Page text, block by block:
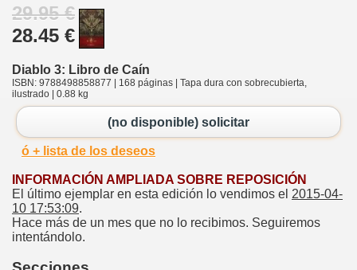
29.95 €
28.45 €
Diablo 3: Libro de Caín
ISBN: 9788498858877 | 168 páginas | Tapa dura con sobrecubierta,
ilustrado | 0.88 kg
(no disponible) solicitar
ó + lista de los deseos
INFORMACIÓN AMPLIADA SOBRE REPOSICIÓN
El último ejemplar en esta edición lo vendimos el 2015-04-
10 17:53:09.
Hace más de un mes que no lo recibimos. Seguiremos
intentándolo.